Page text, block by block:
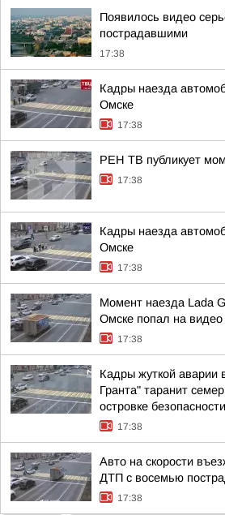
Появилось видео
пострадавшими
17:38
Кадры наезда
Омске
17:38
РЕН ТВ публикует
17:38
Кадры наезда
Омске
17:38
Момент наезда Lada
Омске попал на видео
17:38
Кадры жуткой
Гранта" таранит
островке
17:38
Авто на скорости
ДТП с восемью
17:38